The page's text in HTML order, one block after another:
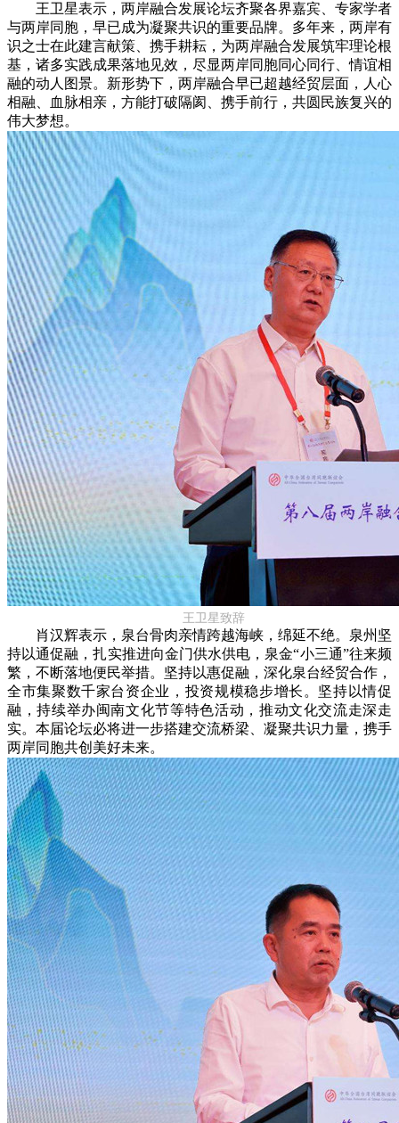
王卫星表示，两岸融合发展论坛齐聚各界嘉宾、专家学者
与两岸同胞，早已成为凝聚共识的重要品牌。多年来，两岸有
识之士在此建言献策、携手耕耘，为两岸融合发展筑牢理论根
基，诸多实践成果落地见效，尽显两岸同胞同心同行、情谊相
融的动人图景。新形势下，两岸融合早已超越经贸层面，人心
相融、血脉相亲，方能打破隔阂、携手前行，共圆民族复兴的
伟大梦想。
王卫星致辞
肖汉辉表示，泉台骨肉亲情跨越海峡，绵延不绝。泉州坚
持以通促融，扎实推进向金门供水供电，泉金“小三通”往来频
繁，不断落地便民举措。坚持以惠促融，深化泉台经贸合作，
全市集聚数千家台资企业，投资规模稳步增长。坚持以情促
融，持续举办闽南文化节等特色活动，推动文化交流走深走
实。本届论坛必将进一步搭建交流桥梁、凝聚共识力量，携手
两岸同胞共创美好未来。